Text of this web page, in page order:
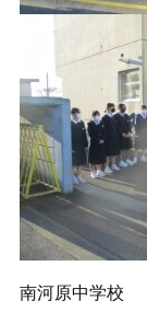
南河原中学校